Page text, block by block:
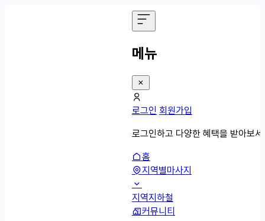
메뉴
로그인 회원가입
로그인하고 다양한 혜택을 받아보
홈
지역별마사지
지역지하철
커뮤니티